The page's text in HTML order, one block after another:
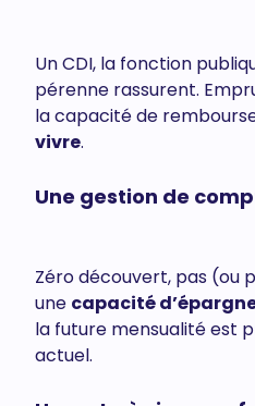
Un CDI, la fonction
pérenne rassurent.
la capacité de
vivre.
Une gestion de
Zéro découvert, pas (ou
une capacité
la future mensualité est
actuel.